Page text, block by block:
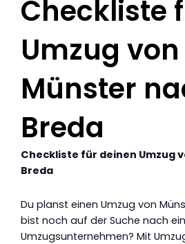
Checkliste
Umzug von
Münster
Breda
Checkliste für deinen Umzug
Breda
Du planst einen Umzug von
bist noch auf der Suche nach
Umzugsunternehmen? Mit